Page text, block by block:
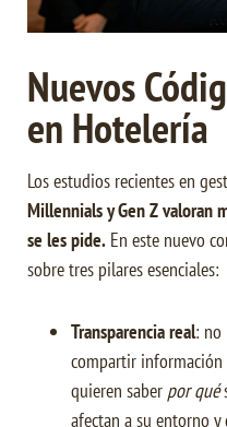
Nuevos
en Hotelería
Los estudios recientes en
Millennials y Gen Z valoran
se les pide. En este nuevo
sobre tres pilares esenciales:
Transparencia real: no
compartir información
quieren saber por qué
afectan a su entorno